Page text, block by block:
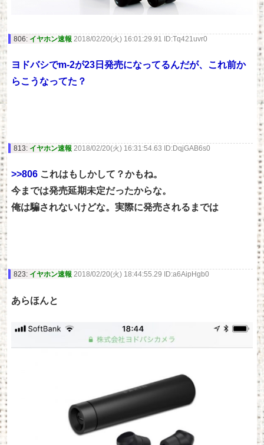
806: イヤホン速報 2018/02/20(火) 16:01:29.91 ID:Tq421uvr0
ヨドバシでm-2が23日発売になってるんだが、これ前か
らこうなってた？
813: イヤホン速報 2018/02/20(火) 16:31:54.63 ID:DqjGAB6s0
>>806 これはもしかして？かもね。
今までは発売延期未定だったからな。
俺は騙されないけどな。実際に発売されるまでは
823: イヤホン速報 2018/02/20(火) 18:44:55.29 ID:a6AipHgb0
あらほんと